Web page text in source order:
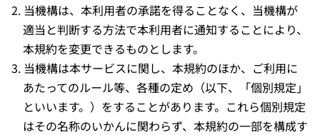
当機構は、本利用者の承諾を得ることなく、当機構が
適当と判断する方法で本利用者に通知することにより、
本規約を変更できるものとします。
当機構は本サービスに関し、本規約のほか、ご利用に
あたってのルール等、各種の定め（以下、「個別規定」
といいます。）をすることがあります。これら個別規定
はその名称のいかんに関わらず、本規約の一部を構成す